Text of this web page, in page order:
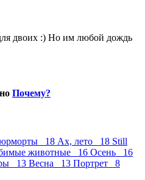
двоих :) Но им любой дождь
Почему?
18 Ах, лето 18 Still
животные 16 Осень 16
13 Весна 13 Портрет 8